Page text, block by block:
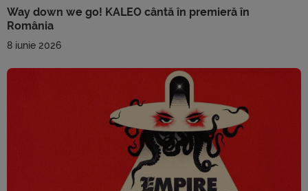
Way down we go! KALEO cântă în premieră în
România
8 iunie 2026